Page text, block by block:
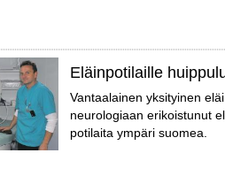
Eläinpotilaille
Vantaalainen yksityinen
neurologiaan erikoistunut
potilaita ympäri suomea.